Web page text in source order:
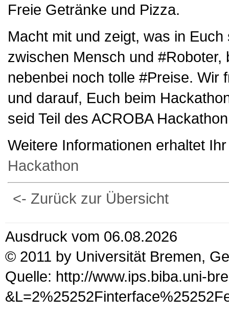
Freie Getränke und Pizza.
Macht mit und zeigt, was in
zwischen Mensch und
nebenbei noch tolle #Preise. Wir
und darauf, Euch beim
seid Teil des ACROBA
Weitere Informationen erhaltet
Hackathon
<- Zurück zur Übersicht
Ausdruck vom 06.08.2026
© 2011 by Universität Bremen,
Quelle: http://www.ips.biba.uni-